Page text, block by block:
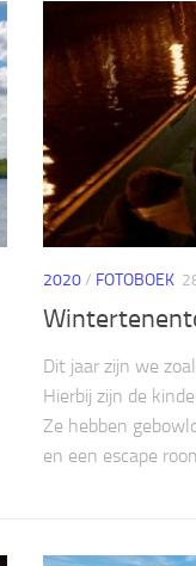
2020/ FOTOBOEK
Dit jaar zijn we
Hierbij zijn de
Ze hebben
en een escape